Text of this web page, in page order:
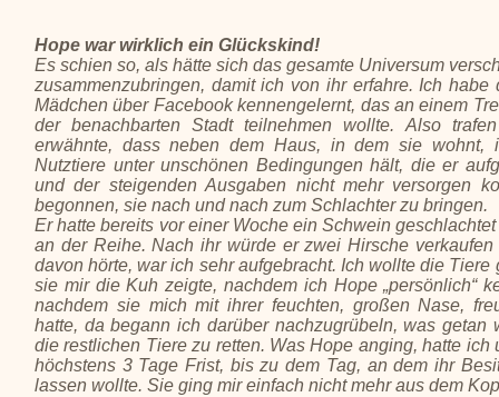
Hope war wirklich ein Glückskind!
Es schien so, als hätte sich das gesamte Universum
zusammenzubringen, damit ich von ihr erfahre. Ich habe
Mädchen über Facebook kennengelernt, das an einem
der benachbarten Stadt teilnehmen wollte. Also
erwähnte, dass neben dem Haus, in dem sie wohnt,
Nutztiere unter unschönen Bedingungen hält, die er
und der steigenden Ausgaben nicht mehr versorgen
begonnen, sie nach und nach zum Schlachter zu bringen.
Er hatte bereits vor einer Woche ein Schwein
an der Reihe. Nach ihr würde er zwei Hirsche
davon hörte, war ich sehr aufgebracht. Ich wollte die Tiere
sie mir die Kuh zeigte, nachdem ich Hope „persönlich“
nachdem sie mich mit ihrer feuchten, großen Nase,
hatte, da begann ich darüber nachzugrübeln, was getan
die restlichen Tiere zu retten. Was Hope anging, hatte ich
höchstens 3 Tage Frist, bis zu dem Tag, an dem ihr
lassen wollte. Sie ging mir einfach nicht mehr aus dem